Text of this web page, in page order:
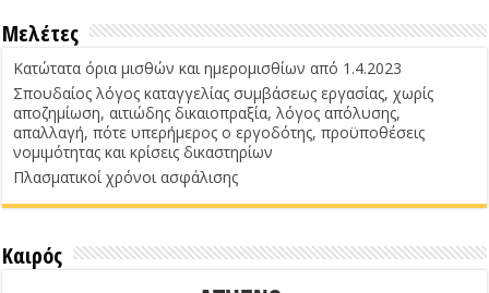
Μελέτες
Κατώτατα όρια μισθών και ημερομισθίων από 1.4.2023
Σπουδαίος λόγος καταγγελίας συμβάσεως εργασίας, χωρίς
αποζημίωση, αιτιώδης δικαιοπραξία, λόγος απόλυσης,
απαλλαγή, πότε υπερήμερος ο εργοδότης, προϋποθέσεις
νομιμότητας και κρίσεις δικαστηρίων
Πλασματικοί χρόνοι ασφάλισης
Καιρός